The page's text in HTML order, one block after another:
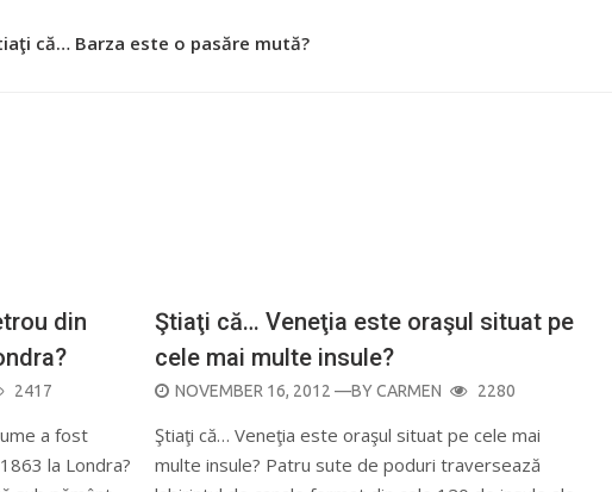
că… Roşiile îsi păstrează substanţele benefice organismului
din
2417
a fost
la Londra?
Ştiaţi că… Veneţia este oraşul situat pe
cele mai multe insule?
POSTED
NOVEMBER 16, 2012 —BYCARMEN 2280
Ştiaţi că… Veneţia este oraşul situat pe cele mai
multe insule? Patru sute de poduri traversează